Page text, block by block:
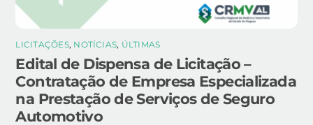
LICITAÇÕES, NOTÍCIAS, ÚLTIMAS
Edital de Dispensa de Licitação –
Contratação de Empresa Especializada
na Prestação de Serviços de Seguro
Automotivo